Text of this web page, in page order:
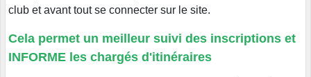
club et avant tout se connecter sur le site.
Cela permet un meilleur suivi des inscriptions et
INFORME les chargés d'itinéraires